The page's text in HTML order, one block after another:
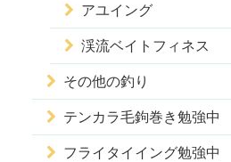
アユイング
渓流ベイトフィネス
その他の釣り
テンカラ毛鉤巻き勉強中
フライタイイング勉強中